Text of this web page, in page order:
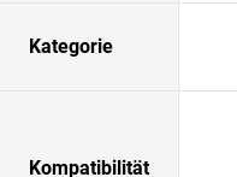
Kategorie
Kompatibilität